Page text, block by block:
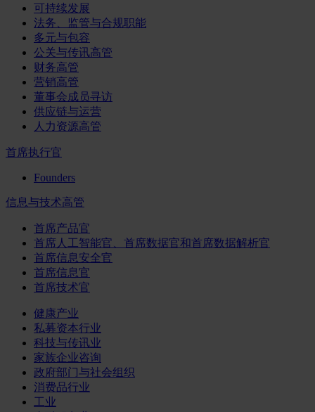
可持续发展
法务、监管与合规职能
多元与包容
公关与传讯高管
财务高管
营销高管
董事会成员寻访
供应链与运营
人力资源高管
首席执行官
Founders
信息与技术高管
首席产品官
首席人工智能官、首席数据官和首席数据解析官
首席信息安全官
首席信息官
首席技术官
健康产业
私募资本行业
科技与传讯业
家族企业咨询
政府部门与社会组织
消费品行业
工业